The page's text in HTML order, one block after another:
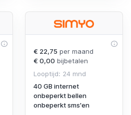
€ 22,75 per maand
€ 0,00 bijbetalen
Looptijd: 24 mnd
40 GB internet
onbeperkt bellen
onbeperkt sms'en